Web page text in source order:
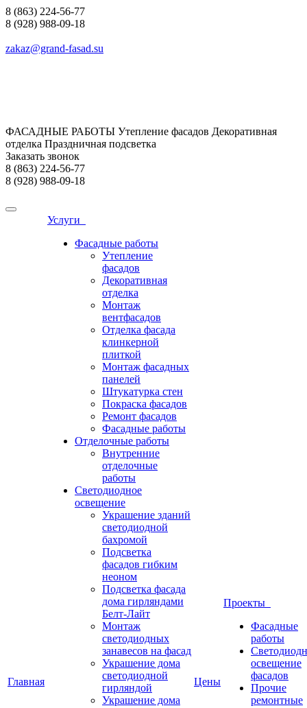
8 (863) 224-56-77
8 (928) 988-09-18
zakaz@grand-fasad.su
ФАСАДНЫЕ РАБОТЫ Утепление фасадов Декоративная
отделка Праздничная подсветка
Заказать звонок
8 (863) 224-56-77
8 (928) 988-09-18
Главная
Услуги
Фасадные работы
Утепление
фасадов
Декоративная
отделка
Монтаж
вентфасадов
Отделка фасада
клинкерной
плиткой
Монтаж фасадных
панелей
Штукатурка стен
Покраска фасадов
Ремонт фасадов
Фасадные работы
Отделочные работы
Внутренние
отделочные
работы
Светодиодное
освещение
Украшение зданий
светодиодной
бахромой
Подсветка
фасадов гибким
неоном
Подсветка фасада
дома гирляндами
Белт-Лайт
Монтаж
светодиодных
занавесов на фасад
Украшение дома
светодиодной
гирляндой
Украшение дома
Цены
Проекты
Фасадные
работы
освещение
фасадов
Прочие
ремонтные